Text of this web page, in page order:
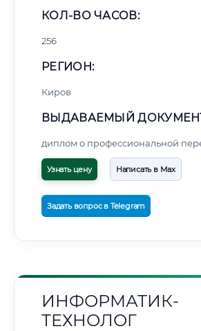
КОЛ-ВО ЧАСОВ:
256
РЕГИОН:
Киров
ВЫДАВАЕМЫЙ
диплом о профессиональной
Узнать цену Написать в Max
Задать вопрос в Telegram
ИНФОРМАТИК-
ТЕХНОЛОГ